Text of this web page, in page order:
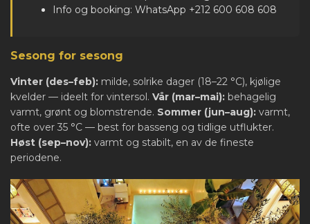
Info og booking: WhatsApp +212 600 608 608
Sesong for sesong
Vinter (des–feb): milde, solrike dager (18–22 °C), kjølige
kvelder — ideelt for vintersol. Vår (mar–mai): behagelig
varmt, grønt og blomstrende. Sommer (jun–aug): varmt,
ofte over 35 °C — best for basseng og tidlige utflukter.
Høst (sep–nov): varmt og stabilt, en av de fineste
periodene.